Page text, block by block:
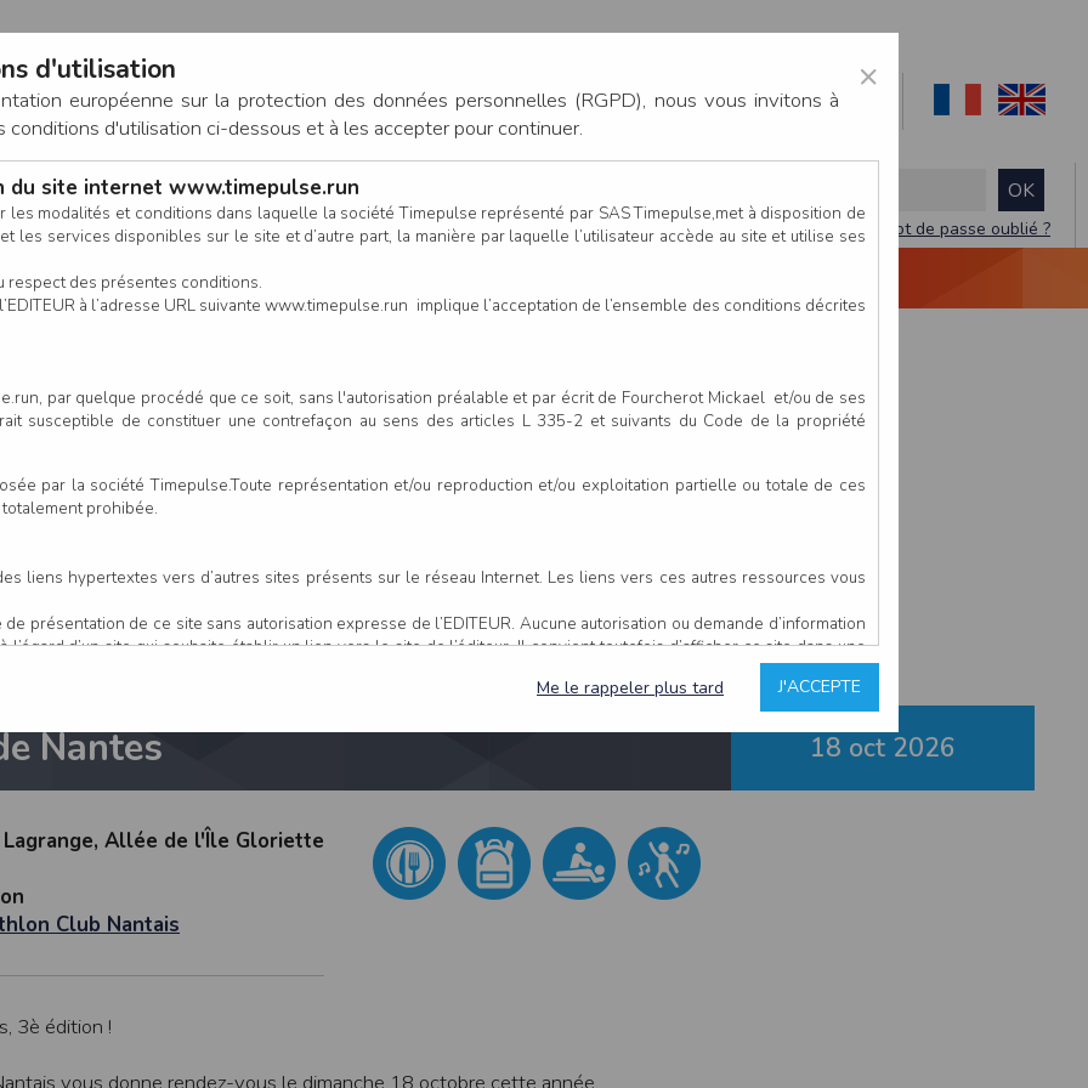
CONNEXION
Mot de passe oublié ?
CALENDRIER RÉSULTATS
de Nantes à Nantes
Nantes 18 oct 2026
Lagrange, Allée de l'Île Gloriette
Club Nantais
3è édition !
×
d'utilisation
européenne sur la protection des données personnelles (RGPD), nous vous invitons à
conditions d'utilisation ci-dessous et à les accepter pour continuer.
du site internet www.timepulse.run
modalités et conditions dans laquelle la société Timepulse représenté par SAS Timepulse,met à disposition de
les services disponibles sur le site et d’autre part, la manière par laquelle l’utilisateur accède au site et utilise ses
respect des présentes conditions.
à l’adresse URL suivante www.timepulse.run implique l’acceptation de l’ensemble des conditions décrites
par quelque procédé que ce soit, sans l'autorisation préalable et par écrit de Fourcherot Mickael et/ou de ses
susceptible de constituer une contrefaçon au sens des articles L 335-2 et suivants du Code de la propriété
par la société Timepulse.Toute représentation et/ou reproduction et/ou exploitation partielle ou totale de ces
prohibée.
liens hypertextes vers d’autres sites présents sur le réseau Internet. Les liens vers ces autres ressources vous
présentation de ce site sans autorisation expresse de l’EDITEUR. Aucune autorisation ou demande d’information
d’un site qui souhaite établir un lien vers le site de l’éditeur. Il convient toutefois d’afficher ce site dans une
l’EDITEUR se réserve le droit de demander la suppression d’un lien qu’il estime non conforme à l’objet du site
ce site et/ou accessibles par ce site proviennent de sources considérées comme étant fiables.
susceptibles de contenir des inexactitudes techniques et des erreurs typographiques.
dès que ces erreurs sont portées à sa connaissance.
et la pertinence des informations et/ou documents mis à disposition sur ce site.
sur ce site sont susceptibles d’être modifiés à tout moment, et peuvent avoir fait l’objet de mises à jour. En
mise à jour entre le moment de leur téléchargement et celui où l’utilisateur en prend connaissance.
disponibles sur ce site se fait sous l’entière et seule responsabilité de l’utilisateur, qui assume la totalité des
l’EDITEUR puisse être recherché à ce titre, et sans recours contre ce dernier.
responsable de tout dommage de quelque nature qu’il soit résultant de l’interprétation ou de l’utilisation des
ce site.
24 heures sur 24, 7 jours sur 7, sauf en cas de force majeure ou d’un événement hors du contrôle de l’EDITEUR, et
de maintenance nécessaires au bon fonctionnement du site et des services.
J'ACCEPTE
Me le rappeler plus tard